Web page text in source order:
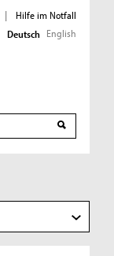
|
Hilfe im Notfall
Deutsch English